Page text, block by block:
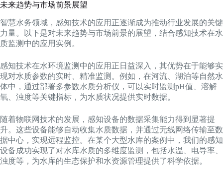
未来趋势与市场前景展望
智慧水务领域，感知技术的应用正逐渐成为推动行业发展的关键
力量。以下是对未来趋势与市场前景的展望，结合感知技术在水
质监测中的应用实例。
感知技术在水环境监测中的应用正日益深入，其优势在于能够实
现对水质参数的实时、精准监测。例如，在河流、湖泊等自然水
体中，通过部署多参数水质分析仪，可以实时监测pH值、溶解
氧、浊度等关键指标，为水质状况提供实时数据。
随着物联网技术的发展，感知设备的数据采集能力得到显著提
升。这些设备能够自动收集水质数据，并通过无线网络传输至数
据中心，实现远程监控。在某个大型水库的案例中，我们的感知
设备成功实现了对水库水质的多维度监测，包括水温、电导率、
浊度等，为水库的生态保护和水资源管理提供了科学依据。